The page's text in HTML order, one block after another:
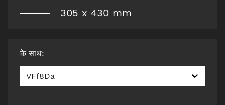
305 x 430 mm
के साथ:
VFf8Da